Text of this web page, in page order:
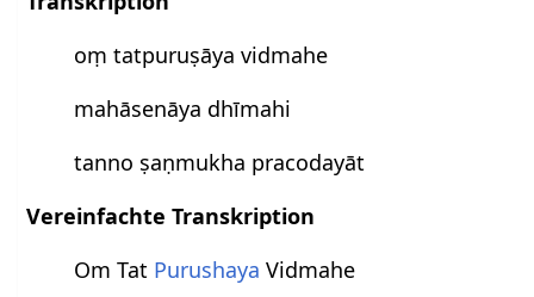
oṃ tatpuruṣāya vidmahe
mahāsenāya dhīmahi
tanno ṣaṇmukha pracodayāt
Vereinfachte Transkription
Om Tat Purushaya Vidmahe